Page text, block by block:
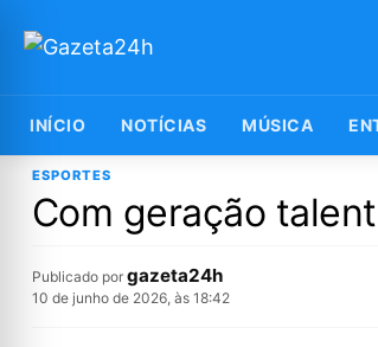
INÍCIO NOTÍCIAS MÚSICA
ESPORTES
Com geração
Publicado por gazeta24h
10 de junho de 2026, às 18:42